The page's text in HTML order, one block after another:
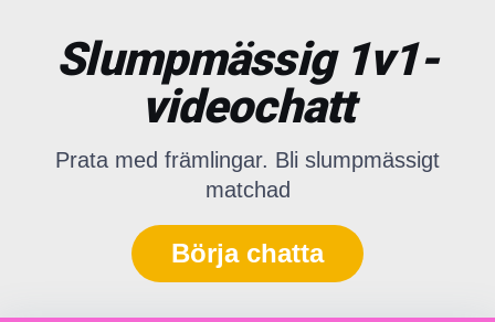
Slumpmässig 1v1-
videochatt
Prata med främlingar. Bli slumpmässigt
matchad
Börja chatta